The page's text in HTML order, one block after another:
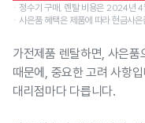
· 정수기 구매, 렌탈 비용은 2024년 4
· 사은품 혜택은 제품에 따라 현금사
가전제품 렌탈하면, 사은품
때문에, 중요한 고려 사항
대리점마다 다릅니다.